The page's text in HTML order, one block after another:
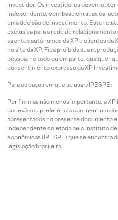
investidor. Os investidores devem
independente, com base em suas
uma decisão de investimento. Este
exclusiva para a rede de
agentes autônomos da XP e clientes da
no site da XP. Fica proibida sua
pessoa, no todo ou em parte, qualquer
consentimento expresso da XP
Para os casos em que se usa o IPESPE:
Por fim mas não menos importante, a
conexão ou preferência com nenhum
apresentados no presente documento e
independente coletada pelo Instituto
econômicas (IPESPE) que se encontra
legislação brasileira.